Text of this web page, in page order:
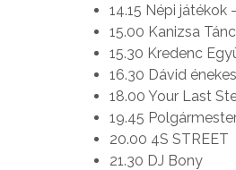
14.15 Népi
15.00 Kanizsa
15.30 Kredenc
16.30 Dávid énekes
18.00 Your Last
19.45
20.00 4S STREET
21.30 DJ Bony